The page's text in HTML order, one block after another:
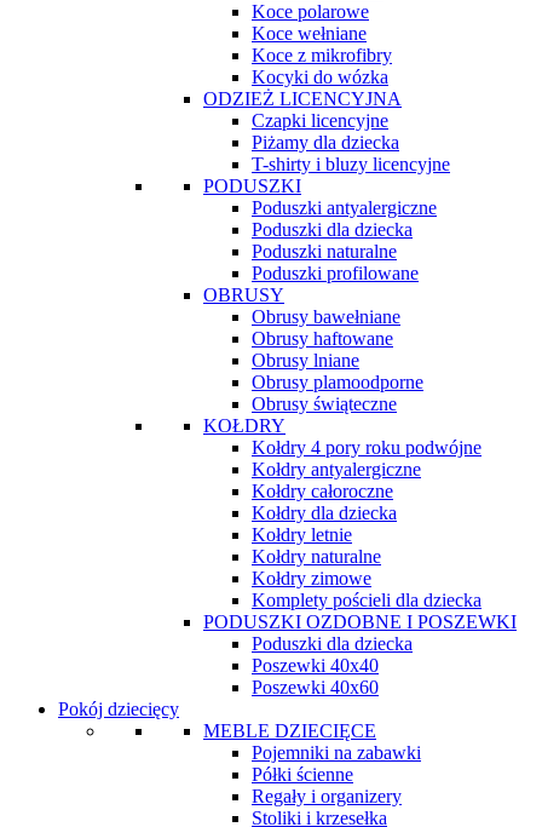
Koce polarowe
Koce wełniane
Koce z mikrofibry
Kocyki do wózka
ODZIEŻ LICENCYJNA
Czapki licencyjne
Piżamy dla dziecka
T-shirty i bluzy licencyjne
PODUSZKI
Poduszki antyalergiczne
Poduszki dla dziecka
Poduszki naturalne
Poduszki profilowane
OBRUSY
Obrusy bawełniane
Obrusy haftowane
Obrusy lniane
Obrusy plamoodporne
Obrusy świąteczne
KOŁDRY
Kołdry 4 pory roku podwójne
Kołdry antyalergiczne
Kołdry całoroczne
Kołdry dla dziecka
Kołdry letnie
Kołdry naturalne
Kołdry zimowe
Komplety pościeli dla dziecka
PODUSZKI OZDOBNE I POSZEWKI
Poduszki dla dziecka
Poszewki 40x40
Poszewki 40x60
Pokój dziecięcy
MEBLE DZIECIĘCE
Pojemniki na zabawki
Półki ścienne
Regały i organizery
Stoliki i krzesełka